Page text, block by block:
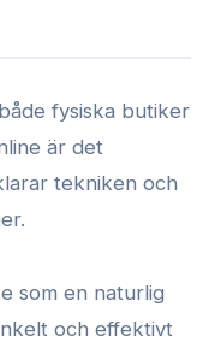
fysiska butiker
är det
tekniken och
som en naturlig
och effektivt